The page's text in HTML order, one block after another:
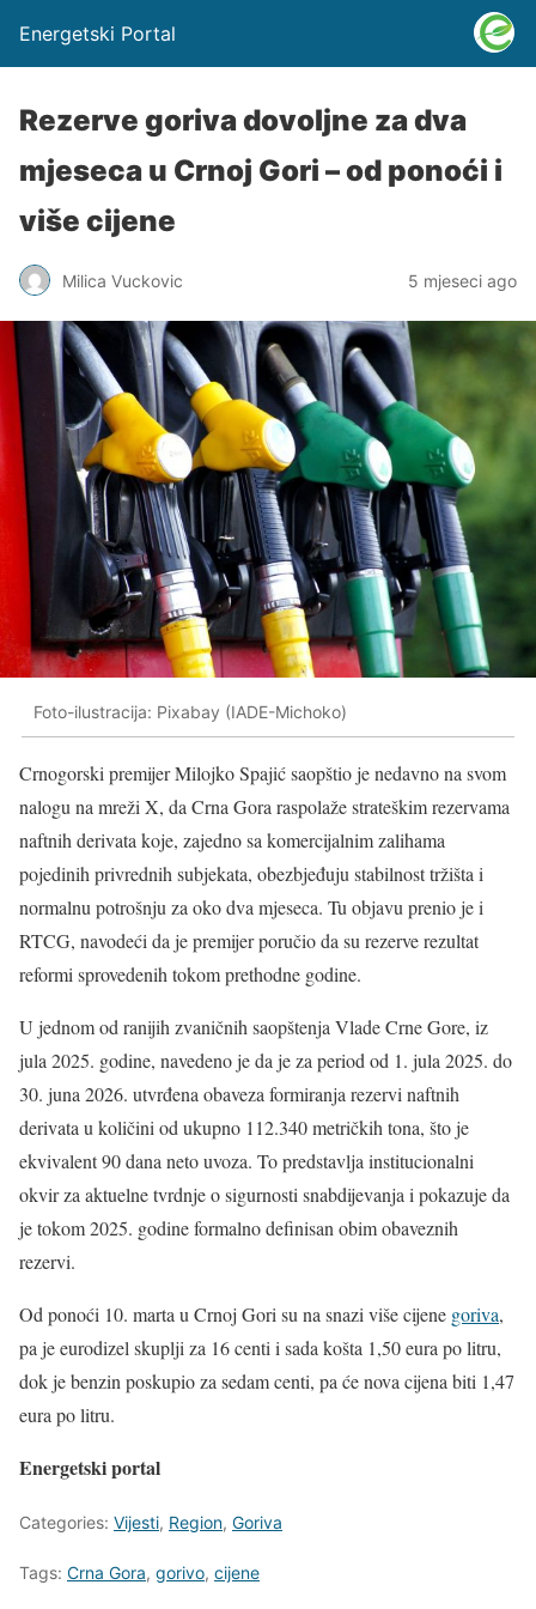
Energetski Portal
Rezerve goriva dovoljne za dva
mjeseca u Crnoj Gori – od ponoći i
više cijene
Milica Vuckovic 5 mjeseci ago
Foto-ilustracija: Pixabay (IADE-Michoko)
Crnogorski premijer Milojko Spajić saopštio je nedavno na svom
nalogu na mreži X, da Crna Gora raspolaže strateškim rezervama
naftnih derivata koje, zajedno sa komercijalnim zalihama
pojedinih privrednih subjekata, obezbjeđuju stabilnost tržišta i
normalnu potrošnju za oko dva mjeseca. Tu objavu prenio je i
RTCG, navodeći da je premijer poručio da su rezerve rezultat
reformi sprovedenih tokom prethodne godine.
U jednom od ranijih zvaničnih saopštenja Vlade Crne Gore, iz
jula 2025. godine, navedeno je da je za period od 1. jula 2025. do
30. juna 2026. utvrđena obaveza formiranja rezervi naftnih
derivata u količini od ukupno 112.340 metričkih tona, što je
ekvivalent 90 dana neto uvoza. To predstavlja institucionalni
okvir za aktuelne tvrdnje o sigurnosti snabdijevanja i pokazuje da
je tokom 2025. godine formalno definisan obim obaveznih
rezervi.
Od ponoći 10. marta u Crnoj Gori su na snazi više cijene goriva,
pa je eurodizel skuplji za 16 centi i sada košta 1,50 eura po litru,
dok je benzin poskupio za sedam centi, pa će nova cijena biti 1,47
eura po litru.
Energetski portal
Categories: Vijesti, Region, Goriva
Tags: Crna Gora, gorivo, cijene